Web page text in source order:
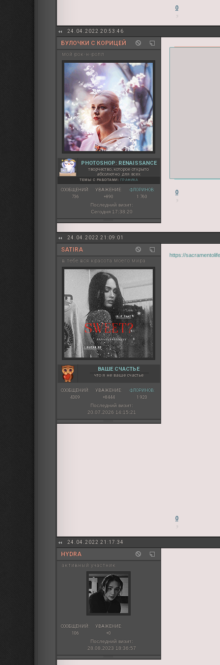
0
24.04.2022 20:53:46
БУЛОЧКИ С КОРИЦЕЙ
мой рок-н-ролл
PHOTOSHOP: RENAISSANCE
творчество, которое открыто
абсолютно для всех
ТЕМЫ С РАБОТАМИ: ГРАФИКА
СООБЩЕНИЙ:
736
УВАЖЕНИЕ:
+890
ФЛОРИНОВ:
1 760
Последний визит:
Сегодня 17:38:20
0
24.04.2022 21:09:01
SATIRA
в тебе вся красота моего мира
ВАШЕ СЧАСТЬЕ
что я не ваше счастье
СООБЩЕНИЙ:
4309
УВАЖЕНИЕ:
+8444
ФЛОРИНОВ:
1 920
Последний визит:
20.07.2026 14:15:21
https://
0
24.04.2022 21:17:34
HYDRA
активный участник
СООБЩЕНИЙ:
106
УВАЖЕНИЕ:
+0
Последний визит:
28.08.2023 18:36:57